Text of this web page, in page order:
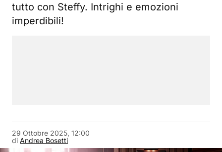
tutto con Steffy. Intrighi e emozioni
imperdibili!
di Andrea Bosetti
29 Ottobre 2025, 12:00